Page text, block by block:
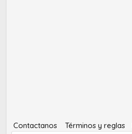
Contactanos Términos y reglas